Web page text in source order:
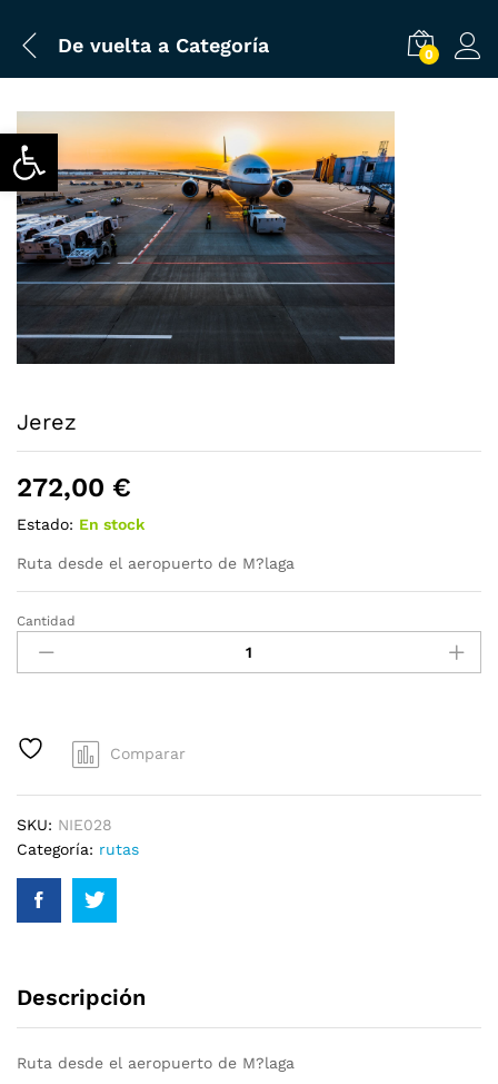
Abrir barra de herramientas
De vuelta a Categoría 0
Jerez
272,00 €
Estado: En stock
Ruta desde el aeropuerto de M?laga
Cantidad
Comparar
SKU: NIE028
Categoría: rutas
Descripción
Ruta desde el aeropuerto de M?laga